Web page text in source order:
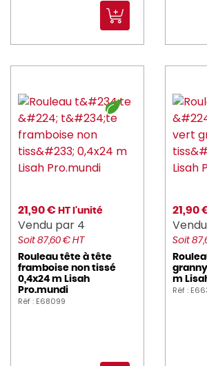
21,90 € HT l'unité
Vendu par 4
Soit 87,60 € HT
Rouleau tête à tête
framboise non tissé
0,4x24 m Lisah
Pro.mundi
Réf : E68099
21,90
Soit
m
Réf :